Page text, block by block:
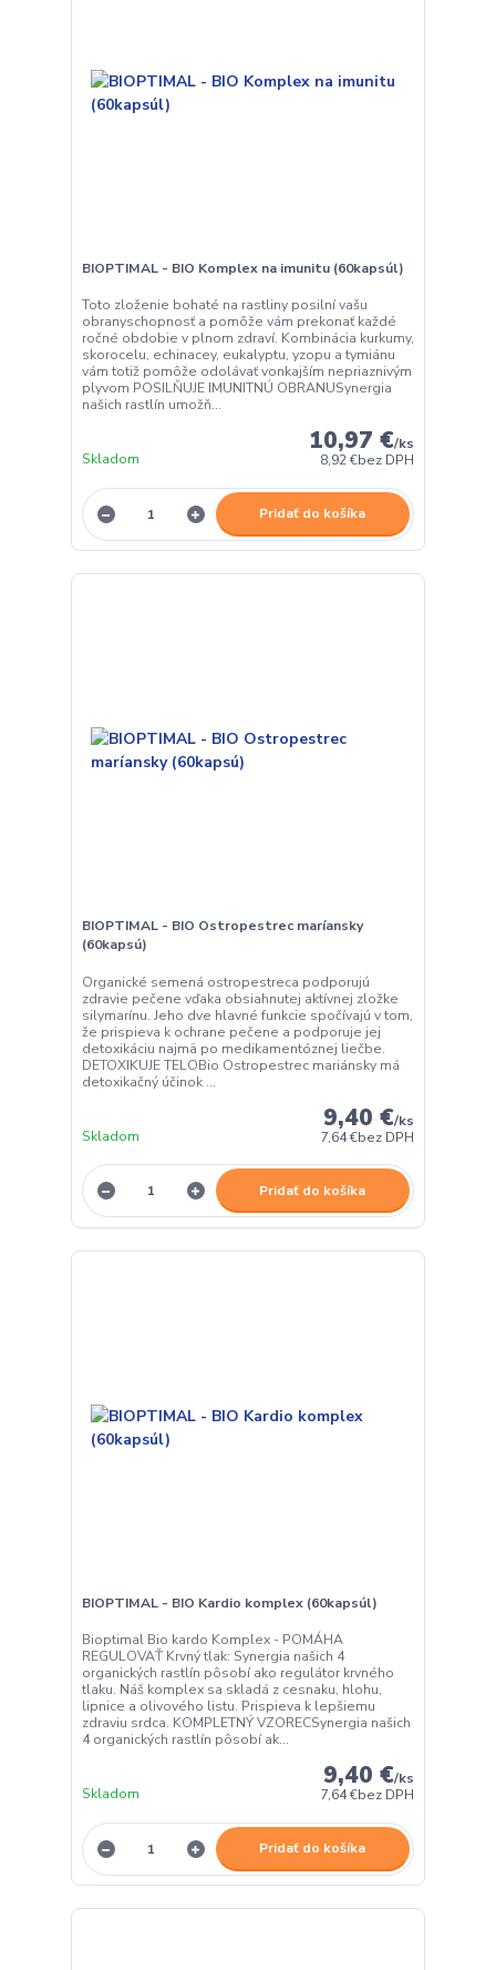
BIOPTIMAL - BIO Komplex na imunitu (60kapsúl)
Toto zloženie bohaté na rastliny posilní vašu
obranyschopnosť a pomôže vám prekonať každé
ročné obdobie v plnom zdraví. Kombinácia kurkumy,
skorocelu, echinacey, eukalyptu, yzopu a tymiánu
vám totiž pomôže odolávať vonkajším nepriaznivým
plyvom POSILŇUJE IMUNITNÚ OBRANUSynergia
našich rastlín umožň...
10,97 €/ks
8,92 €bez DPH
Skladom
Pridať do košíka
BIOPTIMAL - BIO Ostropestrec maríansky
(60kapsú)
Organické semená ostropestreca podporujú
zdravie pečene vďaka obsiahnutej aktívnej zložke
silymarínu. Jeho dve hlavné funkcie spočívajú v tom,
že prispieva k ochrane pečene a podporuje jej
detoxikáciu najmä po medikamentóznej liečbe.
DETOXIKUJE TELOBio Ostropestrec mariánsky má
detoxikačný účinok ...
9,40 €/ks
7,64 €bez DPH
Skladom
Pridať do košíka
BIOPTIMAL - BIO Kardio komplex (60kapsúl)
Bioptimal Bio kardo Komplex - POMÁHA
REGULOVAŤ Krvný tlak: Synergia našich 4
organických rastlín pôsobí ako regulátor krvného
tlaku. Náš komplex sa skladá z cesnaku, hlohu,
lipnice a olivového listu. Prispieva k lepšiemu
zdraviu srdca. KOMPLETNÝ VZORECSynergia našich
4 organických rastlín pôsobí ak...
9,40 €/ks
7,64 €bez DPH
Skladom
Pridať do košíka